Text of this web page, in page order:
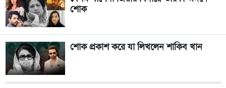
শোক
শোক প্রকাশ করে যা লিখলেন শাকিব খান